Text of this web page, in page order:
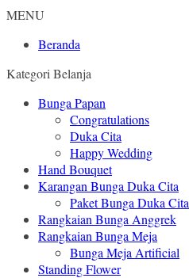
MENU
Beranda
Kategori Belanja
Bunga Papan
Congratulations
Duka Cita
Happy Wedding
Hand Bouquet
Karangan Bunga Duka Cita
Paket Bunga Duka Cita
Rangkaian Bunga Anggrek
Rangkaian Bunga Meja
Bunga Meja Artificial
Standing Flower